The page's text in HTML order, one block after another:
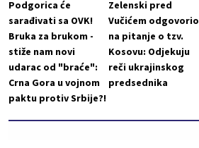
Podgorica će
sarađivati sa OVK!
Bruka za brukom -
stiže nam novi
udarac od "braće":
Crna Gora u vojnom
paktu protiv Srbije?!
Zelenski pred
Vučićem odgovorio
na pitanje o tzv.
Kosovu: Odjekuju
reči ukrajinskog
predsednika